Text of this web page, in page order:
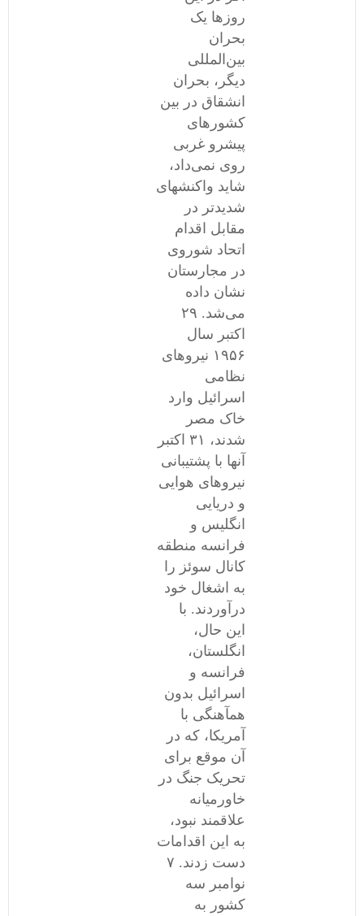
روزها یک
بحران
بین‌المللی
دیگر، بحران
انشقاق در بین
کشورهای
پیشرو غربی
روی نمی‌داد،
شاید واکنشهای
شدیدتر در
مقابل اقدام
اتحاد شوروی
در مجارستان
نشان داده
می‌شد. ۲۹
اکتبر سال
١۹۵۶ نیروهای
نظامی
اسرائیل وارد
خاک مصر
شدند، ٣١ اکتبر
آنها با پشتیبانی
نیروهای هوایی
و دریایی
انگلیس و
فرانسه منطقه
کانال سوئز را
به اشغال خود
درآوردند. با
این حال،
انگلستان،
فرانسه و
اسرائیل بدون
همآهنگی با
آمریکا، که در
آن موقع برای
تحریک جنگ در
خاورمیانه
علاقمند نبود،
به این اقدامات
دست زدند. ۷
نوامبر سه
کشور به